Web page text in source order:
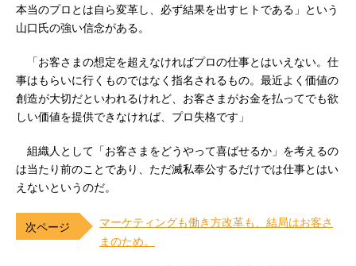
本当のプロとは自ら変革し、必ず結果を出すヒトである」という
山口氏の強い信念がある。
「お客さまの想定を超えなければプロの仕事とはいえない。仕
事はもらいに行くものではなく指名されるもの。最近よく価値の
創造が大切だといわれるけれど、お客さまがお金を払ってでも欲
しい価値を提供できなければ、プロ失格です」
組織人として「お客さまをどうやって喜ばせるか」を考えるの
は当たり前のことであり、ただ滅私奉公するだけでは仕事とはい
えないというのだ。
マーケティングも働き方改革も、結局はお客さ
まのため。